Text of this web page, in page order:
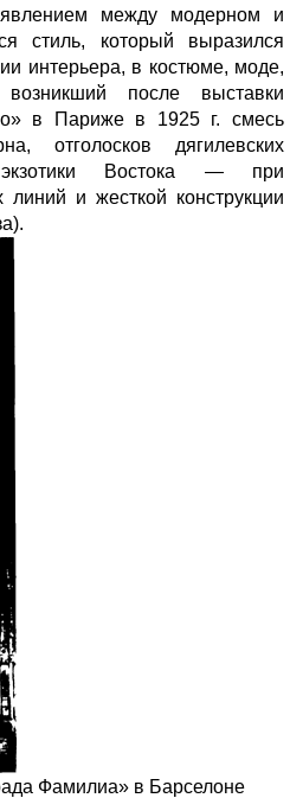
между модерном и
стиль, который выразился
интерьера, в костюме, моде,
после выставки
в Париже в 1925 г. смесь
отголосков дягилевских
экзотики Востока — при
и жесткой конструкции
Фамилиа» в Барселоне